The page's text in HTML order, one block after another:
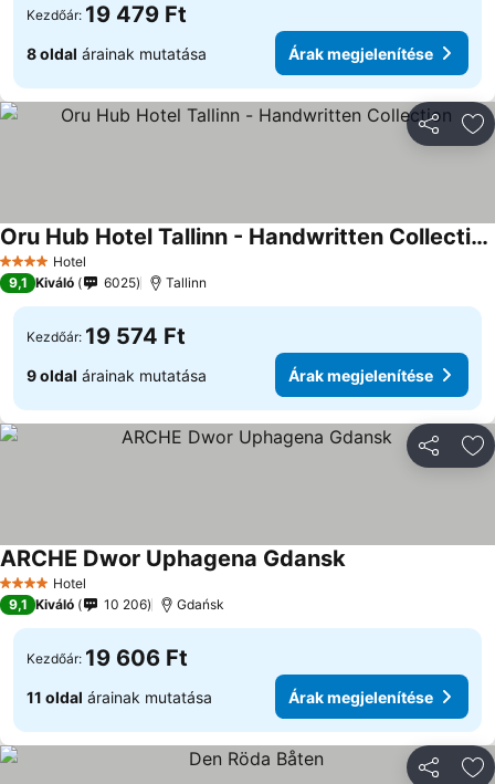
Kezdőár: 19 479 Ft
8 oldal árainak mutatása Árak megjelenítése
4 KategóriaHotel
Oru Hub Hotel Tallinn - Handwritten Collection
Árak megjelenítése
9,1 Kiváló 6025 Tallinn
Kezdőár: 19 574 Ft
9 oldal árainak mutatása Árak megjelenítése
4 KategóriaHotel
ARCHE Dwor Uphagena GdanskÁrak
9,1 Kiváló 10 206 Gdańsk
Kezdőár: 19 606 Ft
11 oldal árainak mutatása Árak megjelenítése